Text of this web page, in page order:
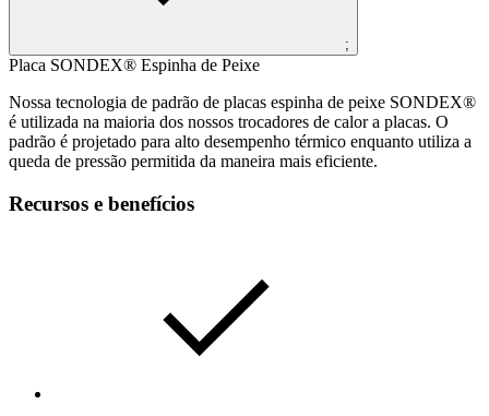
;
Placa SONDEX® Espinha de Peixe
Nossa tecnologia de padrão de placas espinha de peixe SONDEX®
é utilizada na maioria dos nossos trocadores de calor a placas. O
padrão é projetado para alto desempenho térmico enquanto utiliza a
queda de pressão permitida da maneira mais eficiente.
Recursos e benefícios